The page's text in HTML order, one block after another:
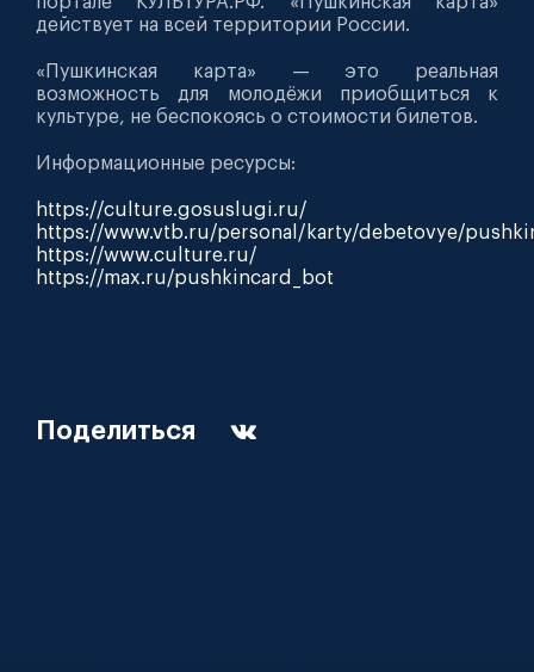
действует на всей территории России.
«Пушкинская карта» — это реальная
возможность для молодёжи приобщиться к
культуре, не беспокоясь о стоимости билетов.
Информационные ресурсы:
https://culture.gosuslugi.ru/
https://www.vtb.ru/personal/karty/debetovye/
https://www.culture.ru/
https://max.ru/pushkincard_bot
Поделиться